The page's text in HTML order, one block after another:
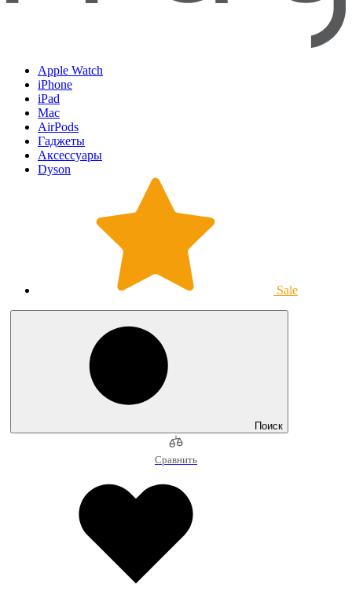
Apple Watch
iPhone
iPad
Mac
AirPods
Гаджеты
Аксессуары
Dyson
Sale
Поиск
Сравнить